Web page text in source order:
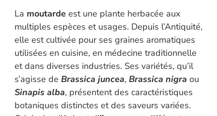
La moutarde est une plante herbacée aux
multiples espèces et usages. Depuis l’Antiquité,
elle est cultivée pour ses graines aromatiques
utilisées en cuisine, en médecine traditionnelle
et dans diverses industries. Ses variétés, qu’il
s’agisse de Brassica juncea, Brassica nigra ou
Sinapis alba, présentent des caractéristiques
botaniques distinctes et des saveurs variées.